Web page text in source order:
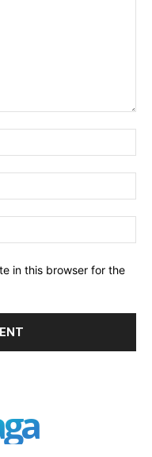
in this browser for the